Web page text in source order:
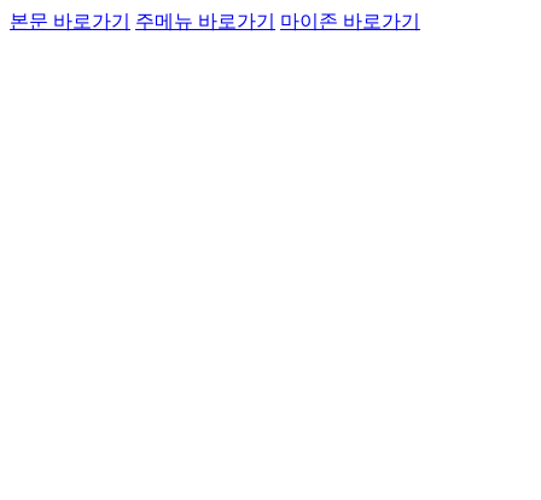
본문 바로가기 주메뉴 바로가기 마이존 바로가기